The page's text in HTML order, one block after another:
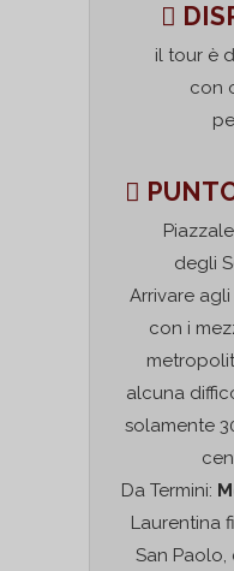
il tour è
con
degli
Arrivare
con i
alcuna
solamente
Da Termini:
Laurentina
San